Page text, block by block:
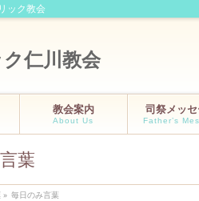
ック教会
教会案内
About Us
司祭メッ
Father’s
葉
» 毎日のみ言葉